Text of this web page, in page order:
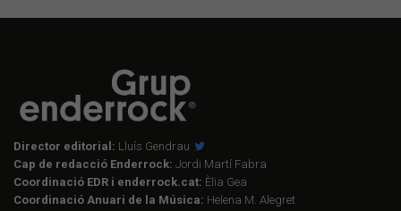
Director editorial: Lluís Gendrau
Cap de redacció Enderrock: Jordi Martí Fabra
Coordinació EDR i enderrock.cat: Èlia Gea
Coordinació Anuari de la Música: Helena M. Alegret